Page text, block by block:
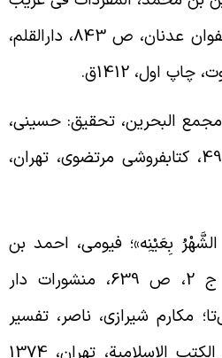
القرآن، تحقیق: داودی، صفوان عدنان، ص 843، دارالقلم‏،
اول، 1412ق
.
البحرین، تحقیق: حسینی‏،
سید احمد، ج 5، ص 499، کتابفروشی مرتضوی، تهران،
بِعَیْنِه»؛ فیومی، احمد بن
محمد، المصباح المنیر، ج 2، ص 639، منشورات دار
‏مکارم شیرازى، ناصر، تفسیر
نمونه، ج ‏2، ص 10، دار الکتب الإسلامیة، تهران‏، 1374